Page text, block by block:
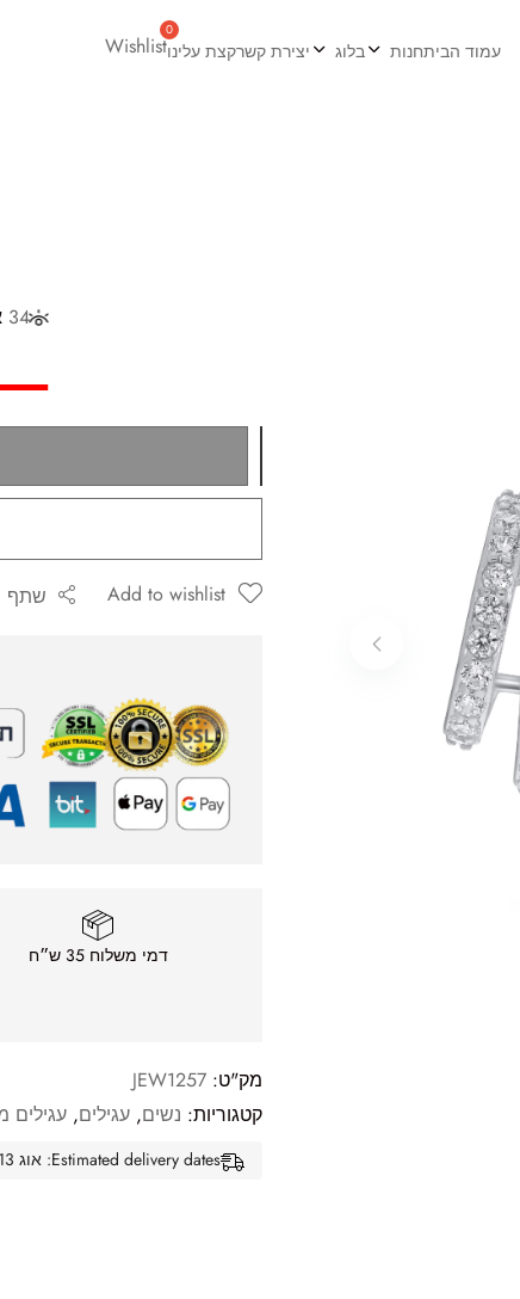
עמוד הביתחנות בלוג יצירת קשרקצת עלינוWishlist
34
Add to wishlist שתף
דמי משלוח 35 ש״ח
מק"ט:JEW1257
קטגוריות: נשים,עגילים,עגילים
Estimated delivery dates: אוג 13, 2026 - אוג 18, 2026